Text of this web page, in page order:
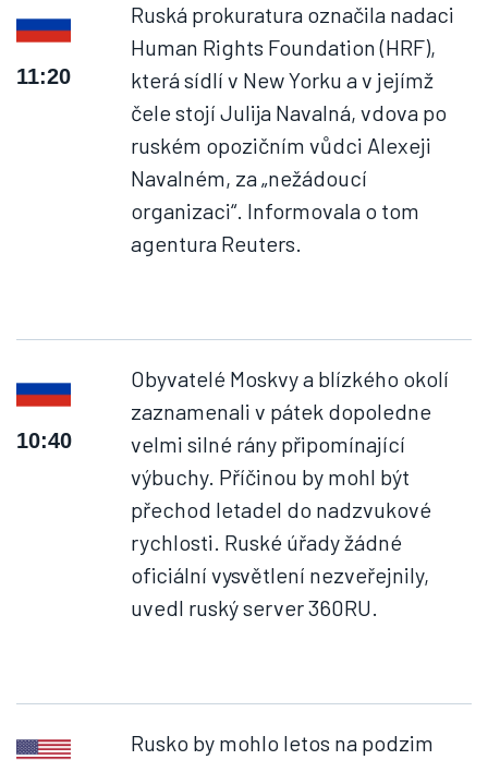
11:20
Ruská prokuratura označila nadaci
Human Rights Foundation (HRF),
která sídlí v New Yorku a v jejímž
čele stojí Julija Navalná, vdova po
ruském opozičním vůdci Alexeji
Navalném, za „nežádoucí
organizaci“. Informovala o tom
agentura Reuters.
10:40
Obyvatelé Moskvy a blízkého okolí
zaznamenali v pátek dopoledne
velmi silné rány připomínající
výbuchy. Příčinou by mohl být
přechod letadel do nadzvukové
rychlosti. Ruské úřady žádné
oficiální vysvětlení nezveřejnily,
uvedl ruský server 360RU.
Rusko by mohlo letos na podzim